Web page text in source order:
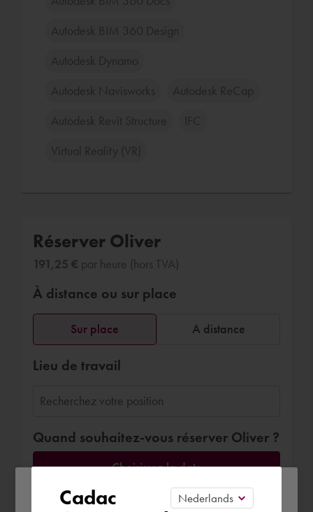
Autodesk BIM 360 Design
Autodesk Dynamo
Autodesk Navisworks Autodesk ReCap
Autodesk Revit Structure IFC
Virtual Reality (VR)
Réserver Oliver
191,25 € par heure (hors TVA)
À distance ou sur place
Sur place A distance
Lieu de travail
Quand souhaitez-vous réserver Oliver ?
Choisissez la date
Please confirm your current
Cadac